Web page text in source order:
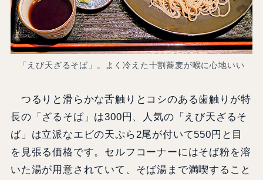
「えび天ざるそば」。よく冷えた十割蕎麦が喉に心地いい
つるりと滑らかな舌触りとコシのある歯触りが特
長の「ざるそば」は300円、人気の「えび天ざるそ
ば」は立派なエビの天ぷら2尾が付いて550円と目
を見張る価格です。セルフコーナーにはそば粉を溶
いた湯が用意されていて、そば湯まで満喫すること